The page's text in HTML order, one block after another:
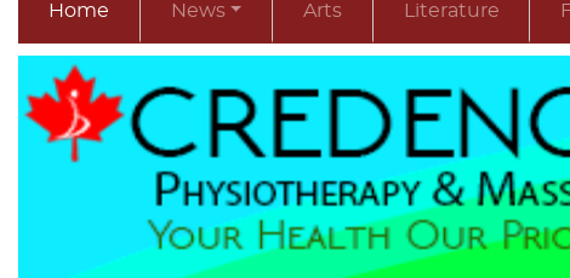
Home News Arts Literature